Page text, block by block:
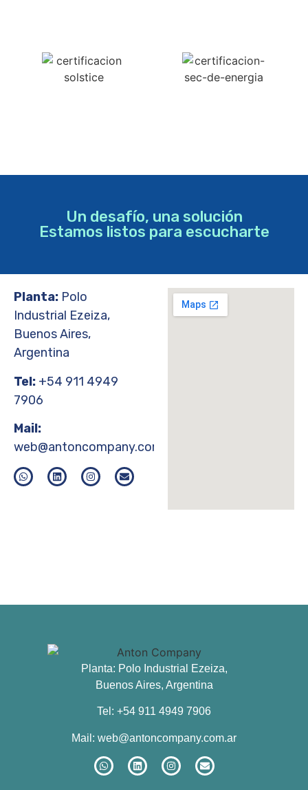
Un desafío, una solución
Estamos listos para escucharte
Planta: Polo
Industrial Ezeiza,
Buenos Aires,
Argentina
Tel: +54 911 4949
7906
Mail:
web@antoncompany.com.ar
Planta: Polo Industrial Ezeiza,
Buenos Aires, Argentina
Tel: +54 911 4949 7906
Mail: web@antoncompany.com.ar